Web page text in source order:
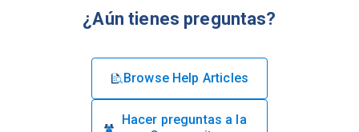
¿Aún tienes preguntas?
Browse Help Articles
Hacer preguntas a la